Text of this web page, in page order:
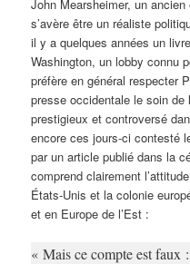
John Mearsheimer, un
s’avère être un réaliste
il y a quelques années un
Washington, un lobby connu
préfère en général respecter
presse occidentale le soin
prestigieux et controversé
encore ces jours-ci contesté
par un article publié dans la
comprend clairement
États-Unis et la colonie
et en Europe de l’Est :
« Mais ce compte est faux